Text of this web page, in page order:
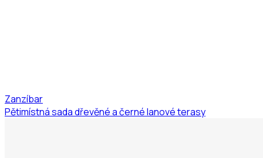
Zanzíbar
Pětimístná sada dřevěné a černé lanové terasy